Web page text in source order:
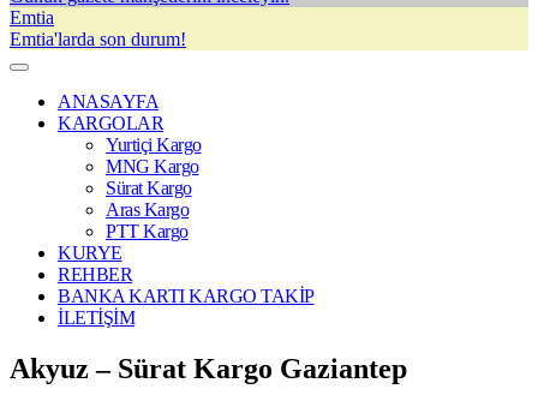
Emtia
Emtia'larda son durum!
ANASAYFA
KARGOLAR
Yurtiçi Kargo
MNG Kargo
Sürat Kargo
Aras Kargo
PTT Kargo
KURYE
REHBER
BANKA KARTI KARGO TAKİP
İLETİŞİM
Akyuz – Sürat Kargo Gaziantep